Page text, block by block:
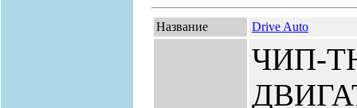
Название Drive Auto
ЧИП-